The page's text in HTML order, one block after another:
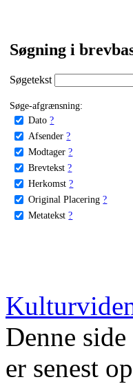
Søgning i
Søgetekst
Søge-afgrænsning:
Dato ?
Afsender ?
Modtager ?
Brevtekst ?
Herkomst ?
Original Placering ?
Metatekst ?
Denne
er senest